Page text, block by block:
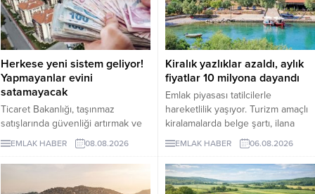
Herkese yeni sistem geliyor!
Yapmayanlar evini
satamayacak
Ticaret Bakanlığı, taşınmaz
satışlarında güvenliği artırmak ve
dolandırıcılık riskini azaltmak
amacıyla hayata geçireceği
Güvenli Ödeme Sistemi'nin
EMLAK HABER 08.08.2026
Kiralık yazlıklar azaldı, aylık
fiyatlar 10 milyona dayandı
Emlak piyasası tatilcilerle
hareketlilik yaşıyor. Turizm amaçlı
kiralamalarda belge şartı, ilana
çıkan günlük kiralık mülk sayısını 7
binin altına düşürürken, fiyatlar da
yukarı çıktı. Akdeniz ve Ege’de
yazlıkların günlük kirası 6 bin lira
EMLAK HABER 06.08.2026